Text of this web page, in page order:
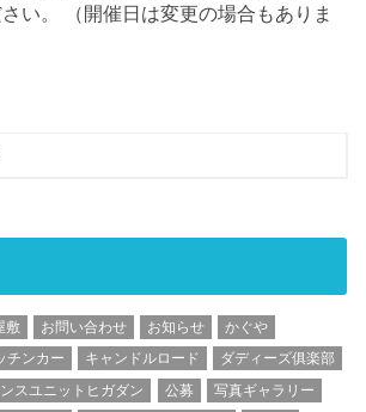
い。 （開催日は変更の場合もありま
敷 お問い合わせ お知らせ
かぐや
チンカー キャンドルロード
ダディーズ俱楽部
スユニットヒガダン
公募
写真ギャラリー